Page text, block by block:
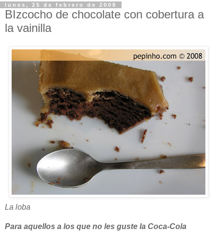
lunes, 25 de febrero de 2008
BIzcocho de chocolate con cobertura a
la vainilla
La loba
Para aquellos a los que no les guste la Coca-Cola